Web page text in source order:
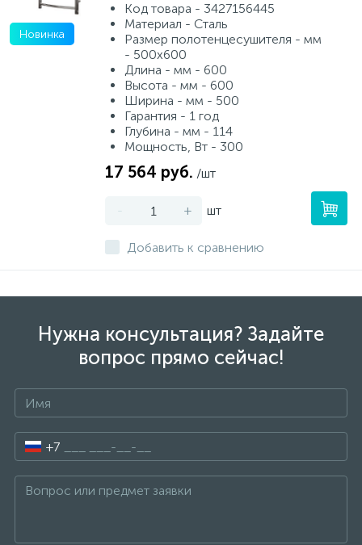
Новинка
Код товара - 3427156445
Материал - Сталь
Размер полотенцесушителя - мм
- 500x600
Длина - мм - 600
Высота - мм - 600
Ширина - мм - 500
Гарантия - 1 год
Глубина - мм - 114
Мощность, Вт - 300
17 564 руб. /шт
- + шт
Добавить к сравнению
Нужна консультация? Задайте
вопрос прямо сейчас!
+7